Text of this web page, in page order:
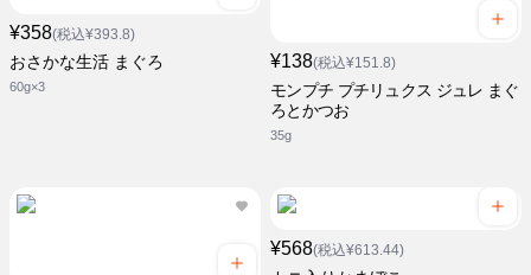
¥358(税込¥393.8)
おさかな生活 まぐろ
60g×3
¥138(税込¥151.8)
モンプチ プチリュクス ジュレ まぐ
ろとかつお
35g
¥568(税込¥613.44)